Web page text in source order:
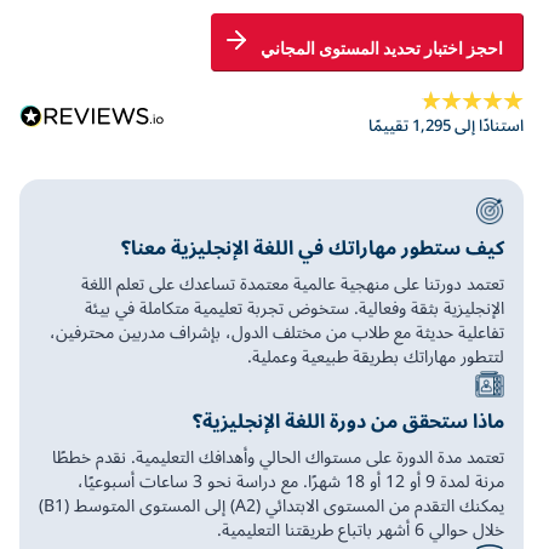
احجز اختبار تحديد المستوى المجاني
استنادًا إلى 1,295 تقييمًا
كيف ستطور مهاراتك في اللغة الإنجليزية معنا؟
تعتمد دورتنا على منهجية عالمية معتمدة تساعدك على تعلم اللغة
الإنجليزية بثقة وفعالية. ستخوض تجربة تعليمية متكاملة في بيئة
تفاعلية حديثة مع طلاب من مختلف الدول، بإشراف مدربين محترفين،
لتتطور مهاراتك بطريقة طبيعية وعملية.
ماذا ستحقق من دورة اللغة الإنجليزية؟
تعتمد مدة الدورة على مستواك الحالي وأهدافك التعليمية. نقدم خططًا
مرنة لمدة 9 أو 12 أو 18 شهرًا. مع دراسة نحو 3 ساعات أسبوعيًا،
يمكنك التقدم من المستوى الابتدائي (A2) إلى المستوى المتوسط (B1)
خلال حوالي 6 أشهر باتباع طريقتنا التعليمية.